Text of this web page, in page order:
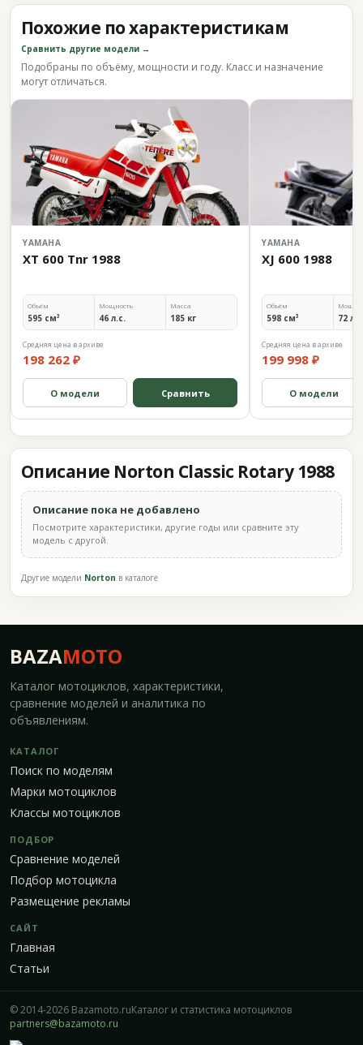
Похожие по характеристикам
Сравнить другие модели →
Подобраны по объёму, мощности и году. Класс и назначение
могут отличаться.
YAMAHA
XT 600 Tnr 1988
Объём
595 см³
Мощность
46 л.с.
Масса
185 кг
Средняя цена в архиве
198 262 ₽
О модели Сравнить
YAMAHA
XJ 600 1988
Объём
598 см³ 72
Средняя цена в архиве
199 998 ₽
О модели
Описание Norton Classic Rotary 1988
Описание пока не добавлено
Посмотрите характеристики, другие годы или сравните эту
модель с другой.
Другие модели Norton в каталоге
BAZAMOTO
Каталог мотоциклов, характеристики,
сравнение моделей и аналитика по
объявлениям.
КАТАЛОГ
Поиск по моделям
Марки мотоциклов
Классы мотоциклов
ПОДБОР
Сравнение моделей
Подбор мотоцикла
Размещение рекламы
САЙТ
Главная
Статьи
© 2014-2026 Bazamoto.ruКаталог и статистика мотоциклов
partners@bazamoto.ru